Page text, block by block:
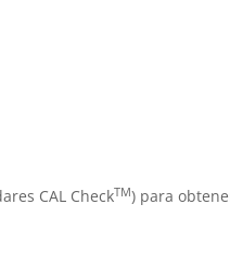
CAL CheckTM) para